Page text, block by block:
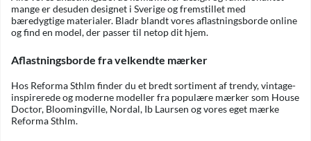
mange er desuden designet i Sverige og fremstillet med
bæredygtige materialer. Bladr blandt vores aflastningsborde online
og find en model, der passer til netop dit hjem.
Aflastningsborde fra velkendte mærker
Hos Reforma Sthlm finder du et bredt sortiment af trendy, vintage-
inspirerede og moderne modeller fra populære mærker som House
Doctor, Bloomingville, Nordal, Ib Laursen og vores eget mærke
Reforma Sthlm.